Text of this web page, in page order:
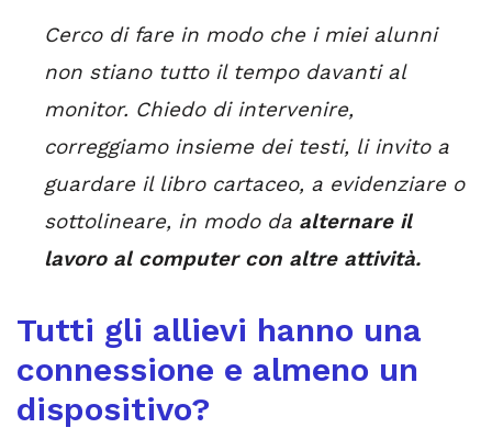
Cerco di fare in modo che i miei alunni
non stiano tutto il tempo davanti al
monitor. Chiedo di intervenire,
correggiamo insieme dei testi, li invito a
guardare il libro cartaceo, a evidenziare o
sottolineare, in modo da alternare il
lavoro al computer con altre attività.
Tutti gli allievi hanno una
connessione e almeno un
dispositivo?